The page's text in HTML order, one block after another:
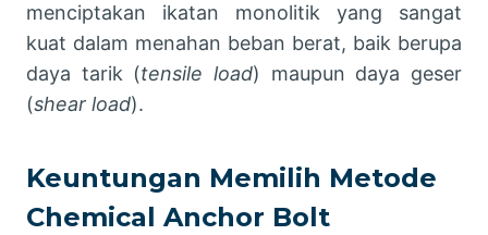
menciptakan ikatan monolitik yang sangat
kuat dalam menahan beban berat, baik berupa
daya tarik (tensile load) maupun daya geser
(shear load).
Keuntungan Memilih Metode
Chemical Anchor Bolt